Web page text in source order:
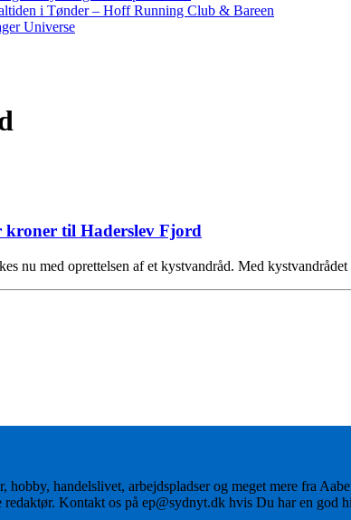
i Tønder – Hoff Running Club & Bareen
Universe
kroner til Haderslev Fjord
nu med oprettelsen af et kystvandråd. Med
hobby, handelslivet, arbejdspladser og meget mere fra
Kontakt os på ep@sydnyt.dk hvis Du har en god